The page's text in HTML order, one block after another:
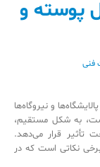
پوسته و
فنی
و نیروگاه‌ها
به شکل مستقیم،
تأثیر قرار می‌دهد.
نکاتی است که در